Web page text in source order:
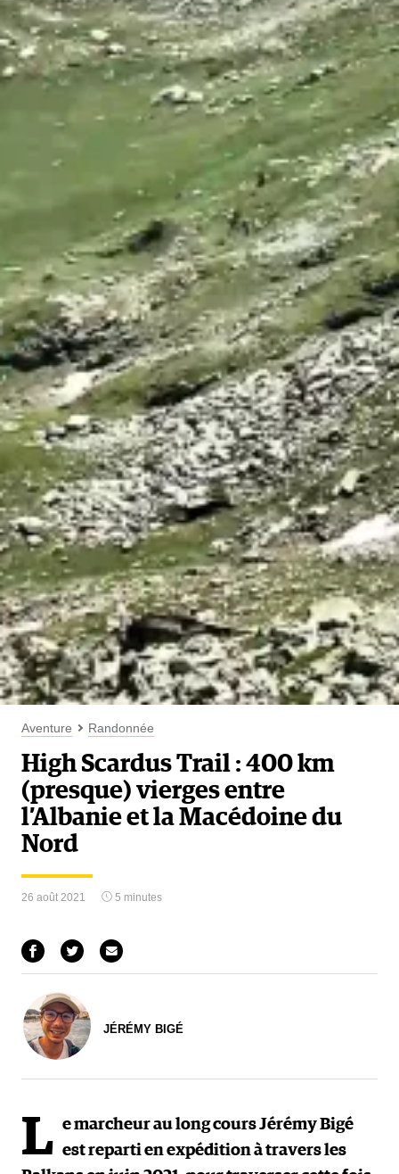
Aventure Randonnée
High Scardus Trail : 400 km
(presque) vierges entre
l’Albanie et la Macédoine du
Nord
26 août 2021 5 minutes
JÉRÉMY BIGÉ
L e marcheur au long cours Jérémy Bigé
est reparti en expédition à travers les